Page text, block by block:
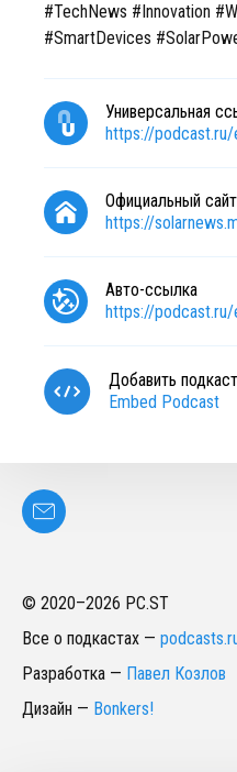
#TechNews #Innovation
#SmartDevices
Универсальная
https://
Официальный сайт
https://
Авто-ссылка
https://
Добавить
Embed Podcast
© 2020–2026 PC.ST
Все о подкастах —
Разработка — Павел Козлов
Дизайн — Bonkers!